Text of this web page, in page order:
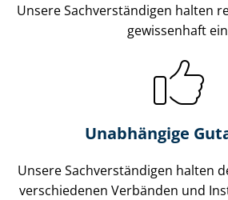
Unsere Sach­ver­stän­di­gen halten
gewissenhaft
Unabhängige
Unsere Sach­ver­stän­di­gen halten
verschiedenen Verbänden und